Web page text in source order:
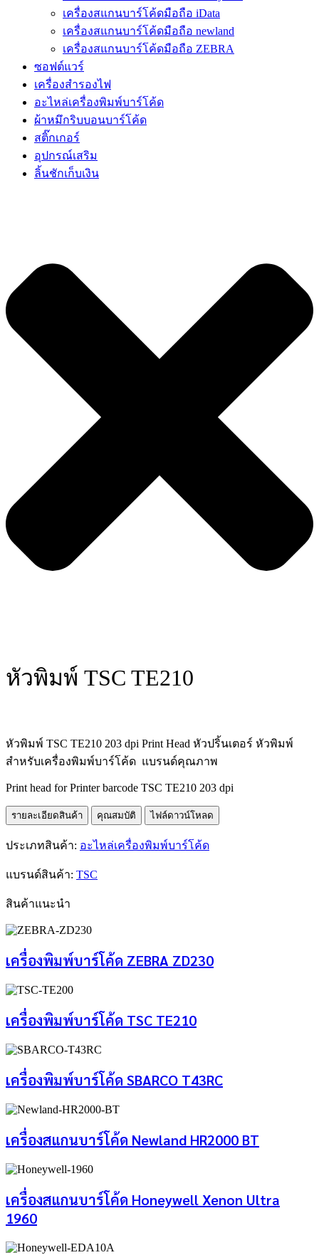
เครื่องสแกนบาร์โค้ดมือถือ iData
เครื่องสแกนบาร์โค้ดมือถือ newland
เครื่องสแกนบาร์โค้ดมือถือ ZEBRA
ซอฟต์แวร์
เครื่องสำรองไฟ
อะไหล่เครื่องพิมพ์บาร์โค้ด
ผ้าหมึกริบบอนบาร์โค้ด
สติ๊กเกอร์
อุปกรณ์เสริม
ลิ้นชักเก็บเงิน
หัวพิมพ์ TSC TE210
หัวพิมพ์ TSC TE210 203 dpi Print Head หัวปริ้นเตอร์ หัวพิมพ์
สำหรับเครื่องพิมพ์บาร์โค้ด แบรนด์คุณภาพ
Print head for Printer barcode TSC TE210 203 dpi
รายละเอียดสินค้า คุณสมบัติ ไฟล์ดาวน์โหลด
ประเภทสินค้า: อะไหล่เครื่องพิมพ์บาร์โค้ด
แบรนด์สินค้า: TSC
สินค้าแนะนำ
เครื่องพิมพ์บาร์โค้ด ZEBRA ZD230
เครื่องพิมพ์บาร์โค้ด TSC TE210
เครื่องพิมพ์บาร์โค้ด SBARCO T43RC
เครื่องสแกนบาร์โค้ด Newland HR2000 BT
เครื่องสแกนบาร์โค้ด Honeywell Xenon Ultra
1960